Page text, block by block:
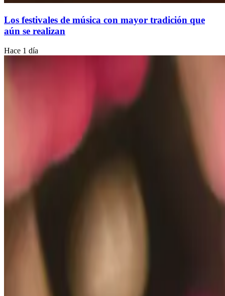
Los festivales de música con mayor tradición que
aún se realizan
Hace 1 día